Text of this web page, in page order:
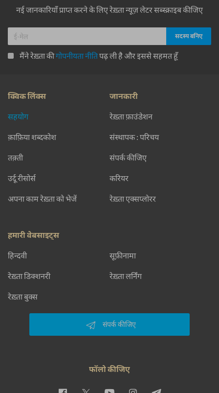
नई जानकारियाँ प्राप्त करने के लिए रेख़्ता न्यूज़ लेटर सब्स्क्राइब कीजिए
मैंने रेख़्ता कीगोपनीयता नीतिपढ़ ली है और इससे सहमत हूँ
क्विक लिंक्स
सहयोग
क़ाफ़िया शब्दकोश
तक़्ती
उर्दू रीसोर्स
अपना काम रेख़्ता को भेजें
जानकारी
रेख़्ता फ़ाउंडेशन
संस्थापक : परिचय
संपर्क कीजिए
करियर
रेख़्ता एक्सप्लोरर
हमारी वेबसाइट्स
हिन्दवी सूफ़ीनामा
रेख़्ता डिक्शनरी रेख़्ता लर्निंग
रेख़्ता बुक्स
संपर्क कीजिए
फॉलो कीजिए